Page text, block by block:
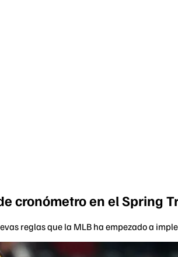
cronómetro en el Spring
reglas que la MLB ha empezado a